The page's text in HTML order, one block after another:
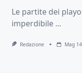
Le partite dei
imperdibile ...
Redazione Mag